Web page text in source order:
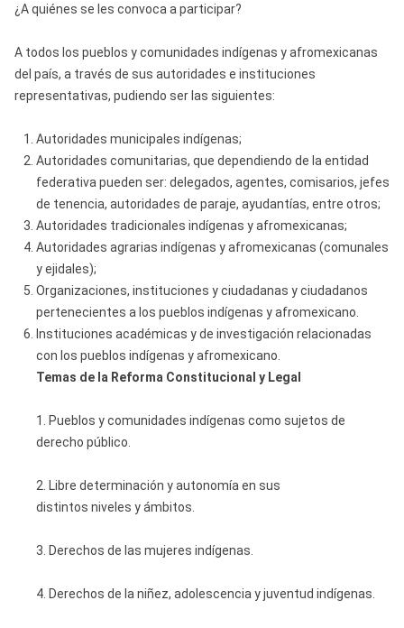
¿A quiénes se les convoca a participar?
A todos los pueblos y comunidades indígenas y afromexicanas
del país, a través de sus autoridades e instituciones
representativas, pudiendo ser las siguientes:
Autoridades municipales indígenas;
Autoridades comunitarias, que dependiendo de la entidad
federativa pueden ser: delegados, agentes, comisarios, jefes
de tenencia, autoridades de paraje, ayudantías, entre otros;
Autoridades tradicionales indígenas y afromexicanas;
Autoridades agrarias indígenas y afromexicanas (comunales
y ejidales);
Organizaciones, instituciones y ciudadanas y ciudadanos
pertenecientes a los pueblos indígenas y afromexicano.
Instituciones académicas y de investigación relacionadas
con los pueblos indígenas y afromexicano.
Temas de la Reforma Constitucional y Legal
1. Pueblos y comunidades indígenas como sujetos de
derecho público.
2. Libre determinación y autonomía en sus
distintos niveles y ámbitos.
3. Derechos de las mujeres indígenas.
4. Derechos de la niñez, adolescencia y juventud indígenas.